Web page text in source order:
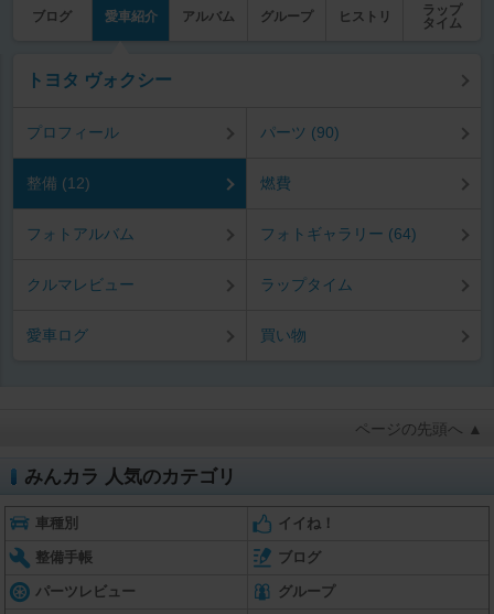
ブログ 愛車紹介 アルバム グループ ヒストリ
ラップ
タイム
トヨタ ヴォクシー
プロフィール パーツ (90)
整備 (12) 燃費
フォトアルバム フォトギャラリー (64)
クルマレビュー ラップタイム
愛車ログ 買い物
ページの先頭へ ▲
みんカラ 人気のカテゴリ
車種別 イイね！
整備手帳 ブログ
パーツレビュー グループ